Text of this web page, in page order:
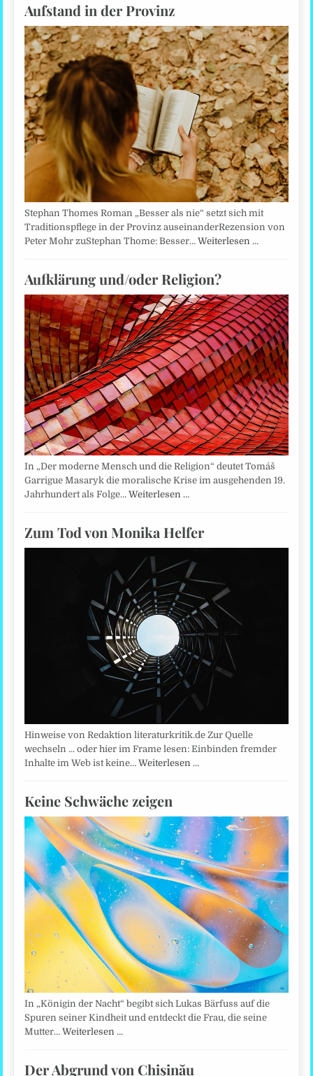
Aufstand in der Provinz
Stephan Thomes Roman „Besser als nie“ setzt sich mit
Traditionspflege in der Provinz auseinanderRezension von
Peter Mohr zuStephan Thome: Besser…Weiterlesen …
Aufklärung und/oder Religion?
In „Der moderne Mensch und die Religion“ deutet Tomáš
Garrigue Masaryk die moralische Krise im ausgehenden 19.
Jahrhundert als Folge…Weiterlesen …
Zum Tod von Monika Helfer
Hinweise von Redaktion literaturkritik.de Zur Quelle
wechseln ... oder hier im Frame lesen: Einbinden fremder
Inhalte im Web ist keine…Weiterlesen …
Keine Schwäche zeigen
In „Königin der Nacht“ begibt sich Lukas Bärfuss auf die
Spuren seiner Kindheit und entdeckt die Frau, die seine
Mutter…Weiterlesen …
Der Abgrund von Chişinău